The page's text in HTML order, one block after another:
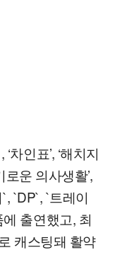
인표’, ‘해치지
로운 의사생활’,
`DP`, `트레이
출연했고, 최
캐스팅돼 활약